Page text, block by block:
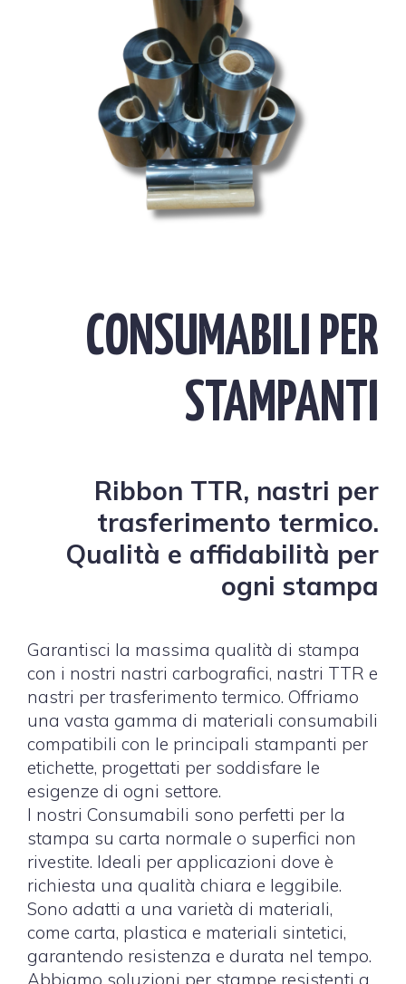
CONSUMABILI PER
STAMPANTI
Ribbon TTR, nastri per
trasferimento termico.
Qualità e affidabilità per
ogni stampa
Garantisci la massima qualità di stampa
con i nostri nastri carbografici, nastri TTR e
nastri per trasferimento termico. Offriamo
una vasta gamma di materiali consumabili
compatibili con le principali stampanti per
etichette, progettati per soddisfare le
esigenze di ogni settore.
I nostri Consumabili sono perfetti per la
stampa su carta normale o superfici non
rivestite. Ideali per applicazioni dove è
richiesta una qualità chiara e leggibile.
Sono adatti a una varietà di materiali,
come carta, plastica e materiali sintetici,
garantendo resistenza e durata nel tempo.
Abbiamo soluzioni per stampe resistenti a